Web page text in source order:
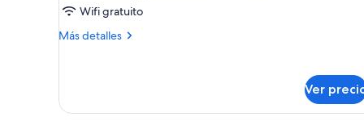
Deluxe
Wifi gratuito
Más detalles
Más
Deluxe
Ver